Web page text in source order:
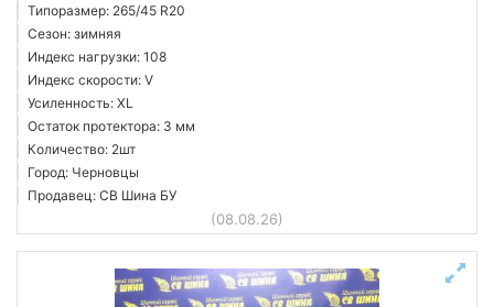
Типоразмер: 265/45 R20
Сезон: зимняя
Индекс нагрузки: 108
Индекс скорости: V
Усиленность: XL
Остаток протектора: 3 мм
Количество: 2шт
Город: Черновцы
Продавец: СВ Шина БУ
(08.08.26)